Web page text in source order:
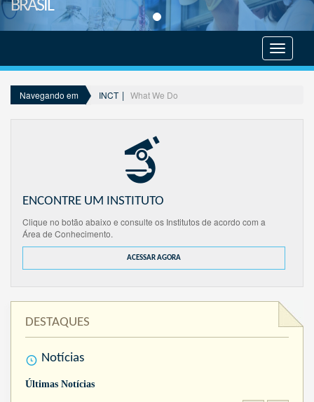
BRASIL
menu
Navegando em INCT What We Do
ENCONTRE UM INSTITUTO
Clique no botão abaixo e consulte os Institutos de acordo com a
Área de Conhecimento.
ACESSAR AGORA
DESTAQUES
Notícias
Últimas Notícias